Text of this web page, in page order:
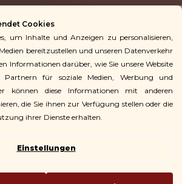
Cookies
um Inhalte und Anzeigen zu personalisieren,
bereitzustellen und unseren Datenverkehr
Informationen darüber, wie Sie unsere Website
für soziale Medien, Werbung und
können diese Informationen mit anderen
die Sie ihnen zur Verfügung stellen oder die
ihrer Dienste erhalten.
Einstellungen
3016
Vingo. Alle Rechte vorbehalten.